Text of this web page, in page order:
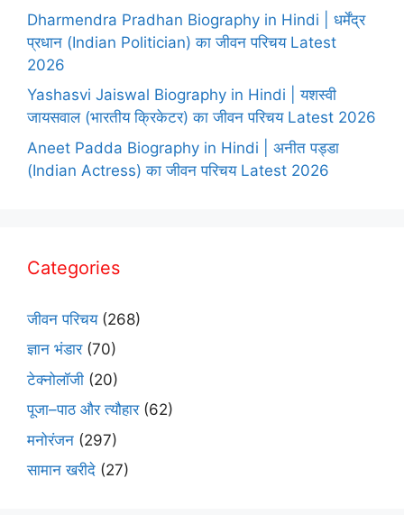
Dharmendra Pradhan Biography in Hindi | धर्मेंद्र
प्रधान (Indian Politician) का जीवन परिचय Latest
2026
Yashasvi Jaiswal Biography in Hindi | यशस्वी
जायसवाल (भारतीय क्रिकेटर) का जीवन परिचय Latest 2026
Aneet Padda Biography in Hindi | अनीत पड्डा
(Indian Actress) का जीवन परिचय Latest 2026
Categories
जीवन परिचय(268)
ज्ञान भंडार(70)
टेक्नोलॉजी (20)
पूजा–पाठ और त्यौहार(62)
मनोरंजन (297)
सामान खरीदे (27)